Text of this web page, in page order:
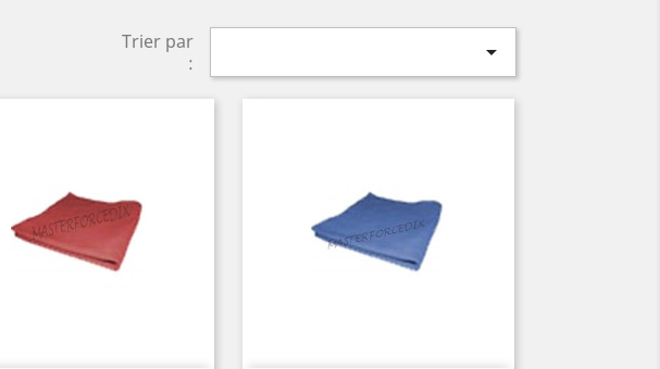
Trier par
:
